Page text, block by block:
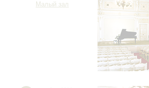
Малый зал